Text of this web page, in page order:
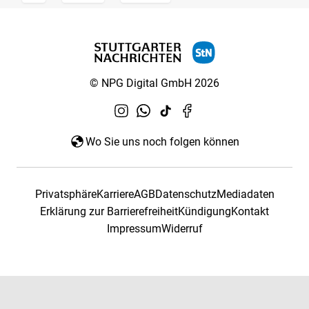
© NPG Digital GmbH 2026
Wo Sie uns noch folgen können
PrivatsphäreKarriereAGBDatenschutzMediadaten
Erklärung zur BarrierefreiheitKündigungKontakt
ImpressumWiderruf